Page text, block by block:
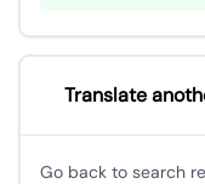
Translate
Go back to search